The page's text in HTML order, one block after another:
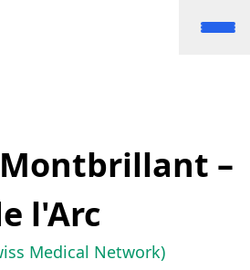
–
l'Arc
Medical Network)